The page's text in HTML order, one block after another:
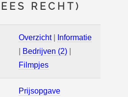
RECHT)
Overzicht|
Informatie
Bedrijven (2)
Filmpjes
Prijsopgave